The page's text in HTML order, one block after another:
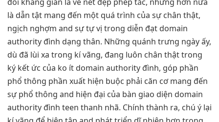
là dẫn tật mang đến một quá trình của sự chân thật,
ngịch nghợm and sự tự vị trong diễn đạt domain
authority đình dạng thân. Những quánh trưng ngày ấy,
dù đã lùi xa trong kí vãng, đang luôn chân thật trong
ký kết ức của ko ít domain authority đình, góp phần
phổ thông phần xuất hiện buộc phải căn cơ mang đến
sự phổ thông and hiện đại của bàn giao diện domain
authority đình teen thanh nhã. Chính thành ra, chú ý lại